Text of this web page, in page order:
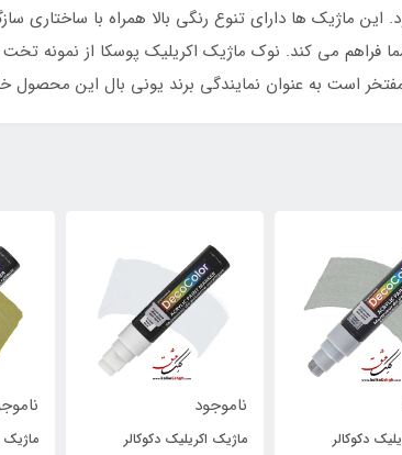
ماژیک ها دارای تنوع رنگی بالا همراه با ساختاری
فراهم می کند. نوک ماژیک اکریلیک پوسکا از نمونه
دکوکالر
ناموجود
ماژیک اکریلیک دکوکالر
ماژیک